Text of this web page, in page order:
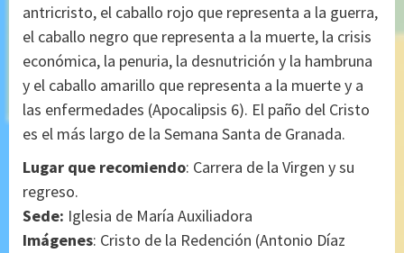
antricristo, el caballo rojo que representa a la guerra,
el caballo negro que representa a la muerte, la crisis
económica, la penuria, la desnutrición y la hambruna
y el caballo amarillo que representa a la muerte y a
las enfermedades (Apocalipsis 6). El paño del Cristo
es el más largo de la Semana Santa de Granada.
Lugar que recomiendo: Carrera de la Virgen y su
regreso.
Sede: Iglesia de María Auxiliadora
Imágenes: Cristo de la Redención (Antonio Díaz